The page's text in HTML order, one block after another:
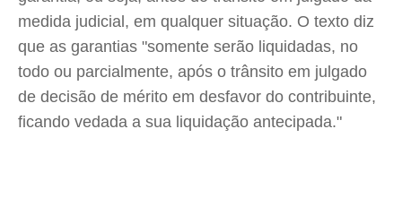
medida judicial, em qualquer situação. O texto diz
que as garantias "somente serão liquidadas, no
todo ou parcialmente, após o trânsito em julgado
de decisão de mérito em desfavor do contribuinte,
ficando vedada a sua liquidação antecipada."